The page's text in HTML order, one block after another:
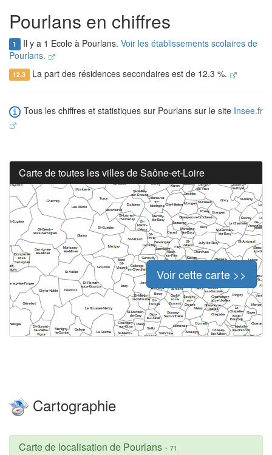
Pourlans en chiffres
1 Il y a 1 Ecole à Pourlans. Voir les établissements scolaires de
Pourlans.
12.3 La part des résidences secondaires est de 12.3 %.
Tous les chiffres et statistiques sur Pourlans sur le site Insee.fr
Carte de toutes les villes de Saône-et-Loire
Voir cette carte >>
Cartographie
Carte de localisation de Pourlans- 71